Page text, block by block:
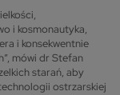
i kosmonautyka,
i konsekwentnie
mówi dr Stefan
starań, aby
ostrzarskiej